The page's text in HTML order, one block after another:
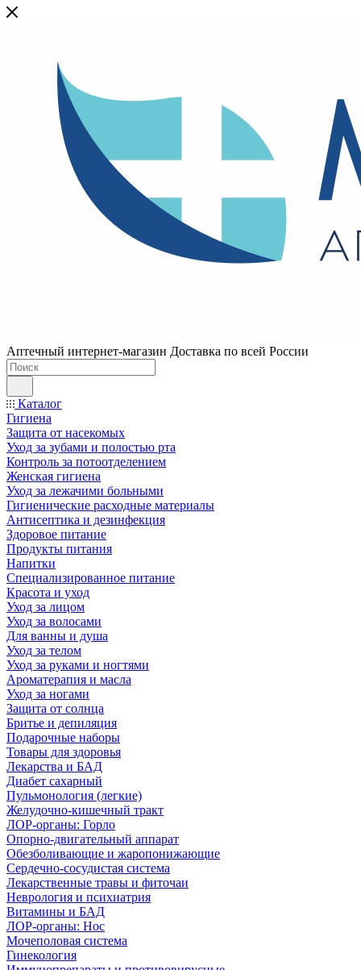
Аптечный интернет-магазин Доставка по всей России
Каталог
Гигиена
Защита от насекомых
Уход за зубами и полостью рта
Контроль за потоотделением
Женская гигиена
Уход за лежачими больными
Гигиенические расходные материалы
Антисептика и дезинфекция
Здоровое питание
Продукты питания
Напитки
Специализированное питание
Красота и уход
Уход за лицом
Уход за волосами
Для ванны и душа
Уход за телом
Уход за руками и ногтями
Ароматерапия и масла
Уход за ногами
Защита от солнца
Бритье и депиляция
Подарочные наборы
Товары для здоровья
Лекарства и БАД
Диабет сахарный
Пульмонология (легкие)
Желудочно-кишечный тракт
ЛОР-органы: Горло
Опорно-двигательный аппарат
Обезболивающие и жаропонижающие
Сердечно-сосудистая система
Лекарственные травы и фиточаи
Неврология и психиатрия
Витамины и БАД
ЛОР-органы: Нос
Мочеполовая система
Гинекология